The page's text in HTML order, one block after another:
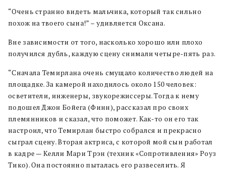
“Очень странно видеть мальчика, который так сильно
похож на твоего сына!” – удивляется Оксана.
Вне зависимости от того, насколько хорошо или плохо
получился дубль, каждую сцену снимали четыре-пять раз.
“Сначала Темирлана очень смущало количество людей на
площадке. За камерой находилось около 150 человек:
осветители, инженеры, звукорежиссеры. Тогда к нему
подошел Джон Бойега (Финн), рассказал про своих
племянников и сказал, что поможет. Как-то он его так
настроил, что Темирлан быстро собрался и прекрасно
сыграл сцену. Вторая актриса, с которой мой сын работал
в кадре — Келли Мари Трэн (техник «Сопротивления» Роуз
Тико). Она постоянно пыталась его развеселить. Я